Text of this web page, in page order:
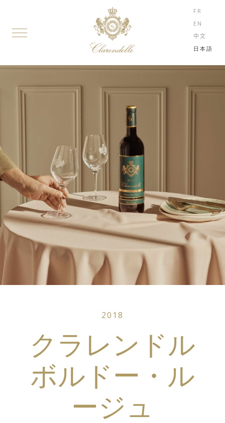
FR
EN
中文
日本語
2018
クラレンドル
ボルドー・ル
ージュ